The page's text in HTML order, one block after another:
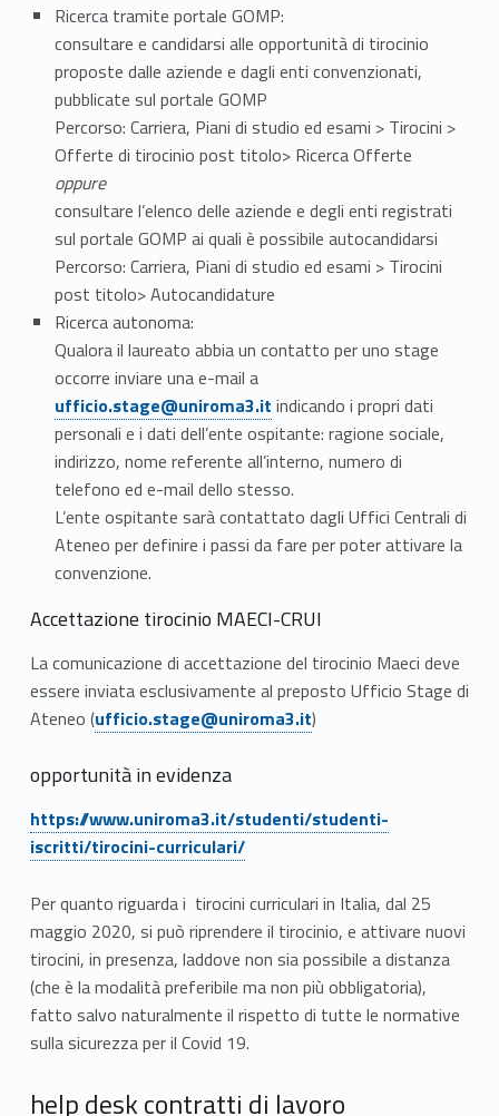
Ricerca tramite portale GOMP:
consultare e candidarsi alle opportunità di tirocinio
proposte dalle aziende e dagli enti convenzionati,
pubblicate sul portale GOMP
Percorso: Carriera, Piani di studio ed esami > Tirocini >
Offerte di tirocinio post titolo> Ricerca Offerte
oppure
consultare l’elenco delle aziende e degli enti registrati
sul portale GOMP ai quali è possibile autocandidarsi
Percorso: Carriera, Piani di studio ed esami > Tirocini
post titolo> Autocandidature
Ricerca autonoma:
Qualora il laureato abbia un contatto per uno stage
occorre inviare una e-mail a
ufficio.stage@uniroma3.it indicando i propri dati
personali e i dati dell’ente ospitante: ragione sociale,
indirizzo, nome referente all’interno, numero di
telefono ed e-mail dello stesso.
L’ente ospitante saràcontattato dagli Uffici Centrali di
Ateneo per definire i passi da fare per poter attivare la
convenzione.
Accettazione tirocinio MAECI-CRUI
La comunicazione di accettazione del tirocinio Maeci deve
essere inviata esclusivamente al preposto Ufficio Stage di
Ateneo (Link identifier #identifier__119477-8ufficio.stage@uniroma3.it)
opportunità in evidenza
Link identifier #identifier__58214-9https://www.uniroma3.it/studenti/studenti-
iscritti/tirocini-curriculari/
Per quanto riguarda i tirocini curriculari in Italia, dal 25
maggio 2020, si può riprendere il tirocinio, e attivare nuovi
tirocini, in presenza, laddove non sia possibile a distanza
(che è la modalità preferibile ma non più obbligatoria),
fatto salvo naturalmente il rispetto di tutte le normative
sulla sicurezza per il Covid 19.
help desk contratti di lavoro